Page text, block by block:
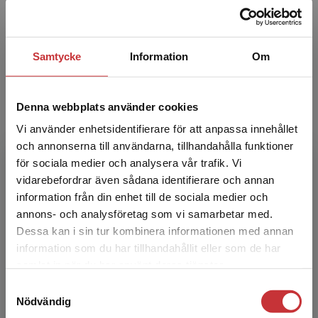
Samtycke Information Om
Denna webbplats använder cookies
Vi använder enhetsidentifierare för att anpassa innehållet
och annonserna till användarna, tillhandahålla funktioner
för sociala medier och analysera vår trafik. Vi
vidarebefordrar även sådana identifierare och annan
information från din enhet till de sociala medier och
annons- och analysföretag som vi samarbetar med.
Dessa kan i sin tur kombinera informationen med annan
information som du har tillhandahållit eller som de har
Nödvändig
Begränsad fraktregion
Det verkar som att du besöker
studentlitteratur.se via en enhet utanför Sverige.
Vi erbjuder inte leveranser utanför Sverige. För
att kunna slutföra ett köp måste
Anna-Malin Karlsson är professor i svenska
språket med inriktning mot sociolingvistik vid
universitet. Ho...
Anders Björkvall
Örebro universitet och har lång erfarenhet av
att forska och undervisa om texter, genrer och